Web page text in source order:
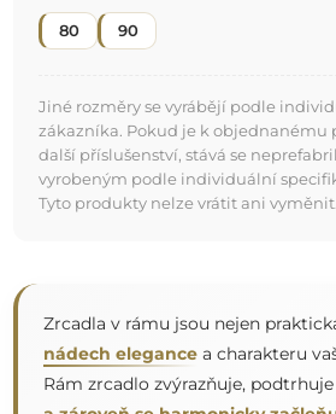
nebo moderní koupelně — tato
místo a zkrášlí prostor.
Zrcadlo na individuální
nebo e-mailem. Největší zrcadla,
vyrobit, jsou
200×300 cm
a kulatá
200 cm. Zrcadla vyrábíme na
Doporučujeme zaslat poptávku